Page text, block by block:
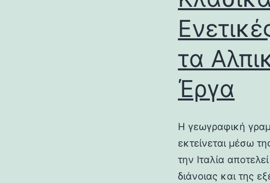
τα
Έργα
Η γεωγραφική
εκτείνεται μέσω
την Ιταλία
διάνοιας και της